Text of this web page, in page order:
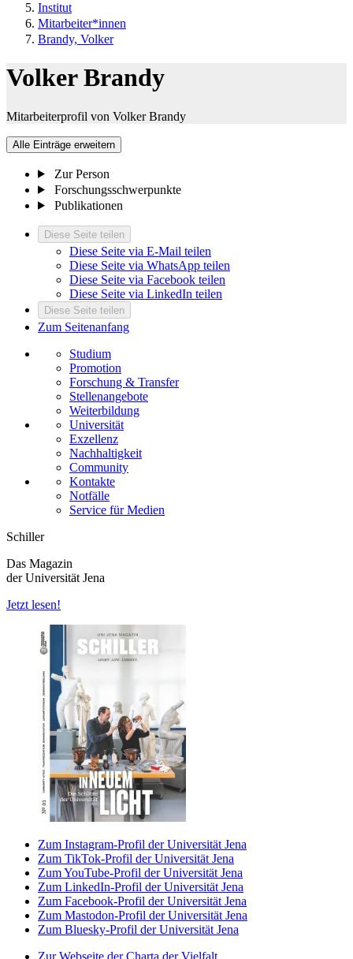
Institut
Mitarbeiter*innen
Brandy, Volker
Volker Brandy
Mitarbeiterprofil von Volker Brandy
Alle Einträge erweitern
Zur Person
Forschungsschwerpunkte
Publikationen
Diese Seite teilen
Diese Seite via E-Mail teilen
Diese Seite via WhatsApp teilen
Diese Seite via Facebook teilen
Diese Seite via LinkedIn teilen
Diese Seite teilen
Zum Seitenanfang
Studium
Promotion
Forschung & Transfer
Stellenangebote
Weiterbildung
Universität
Exzellenz
Nachhaltigkeit
Community
Kontakte
Notfälle
Service für Medien
Schiller
Das Magazin
der Universität Jena
Jetzt lesen!
Zum Instagram-Profil der Universität Jena
Zum TikTok-Profil der Universität Jena
Zum YouTube-Profil der Universität Jena
Zum LinkedIn-Profil der Universität Jena
Zum Facebook-Profil der Universität Jena
Zum Mastodon-Profil der Universität Jena
Zum Bluesky-Profil der Universität Jena
Zur Webseite der Charta der Vielfalt